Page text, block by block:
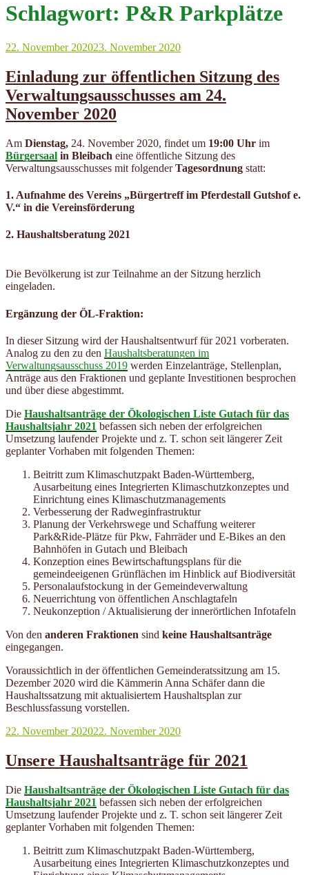
Schlagwort: P&R Parkplätze
Veröffentlicht
22. November 202023. November 2020
Einladung zur öffentlichen Sitzung des
Verwaltungsausschusses am 24.
November 2020
Am Dienstag, 24. November 2020, findet um 19:00 Uhr im
Bürgersaal in Bleibach eine öffentliche Sitzung des
Verwaltungsausschusses mit folgenderTagesordnung statt:
1. Aufnahme des Vereins „Bürgertreff im Pferdestall Gutshof e.
V.“ in die Vereinsförderung
2. Haushaltsberatung 2021
Die Bevölkerung ist zur Teilnahme an der Sitzung herzlich
eingeladen.
Ergänzung der ÖL-Fraktion:
In dieser Sitzung wird der Haushaltsentwurf für 2021 vorberaten.
Analog zu den zu den Haushaltsberatungen im
Verwaltungsausschuss 2019 werden Einzelanträge, Stellenplan,
Anträge aus den Fraktionen und geplante Investitionen besprochen
und über diese abgestimmt.
Die Haushaltsanträge der Ökologischen Liste Gutach für das
Haushaltsjahr 2021 befassen sich neben der erfolgreichen
Umsetzung laufender Projekte und z. T. schon seit längerer Zeit
geplanter Vorhaben mit folgenden Themen:
Beitritt zum Klimaschutzpakt Baden-Württemberg,
Ausarbeitung eines Integrierten Klimaschutzkonzeptes und
Einrichtung eines Klimaschutzmanagements
Verbesserung der Radweginfrastruktur
Planung der Verkehrswege und Schaffung weiterer
Park&Ride-Plätze für Pkw, Fahrräder und E-Bikes an den
Bahnhöfen in Gutach und Bleibach
Konzeption eines Bewirtschaftungsplans für die
gemeindeeigenen Grünflächen im Hinblick auf Biodiversität
Personalaufstockung in der Gemeindeverwaltung
Neuerrichtung von öffentlichen Anschlagtafeln
Neukonzeption / Aktualisierung der innerörtlichen Infotafeln
Von den anderen Fraktionen sind keine Haushaltsanträge
eingegangen.
Voraussichtlich in der öffentlichen Gemeinderatssitzung am 15.
Dezember 2020 wird die Kämmerin Anna Schäfer dann die
Haushaltssatzung mit aktualisiertem Haushaltsplan zur
Beschlussfassung vorstellen.
Veröffentlicht
22. November 202022. November 2020
Unsere Haushaltsanträge für 2021
Die Haushaltsanträge der Ökologischen Liste Gutach für das
Haushaltsjahr 2021 befassen sich neben der erfolgreichen
Umsetzung laufender Projekte und z. T. schon seit längerer Zeit
geplanter Vorhaben mit folgenden Themen:
Beitritt zum Klimaschutzpakt Baden-Württemberg,
Ausarbeitung eines Integrierten Klimaschutzkonzeptes und